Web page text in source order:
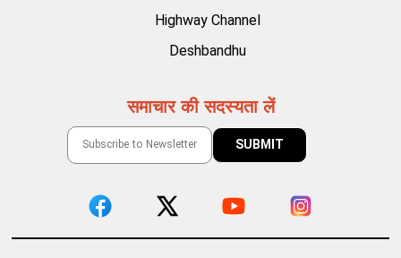
Highway Channel
Deshbandhu
समाचार की सदस्यता लें